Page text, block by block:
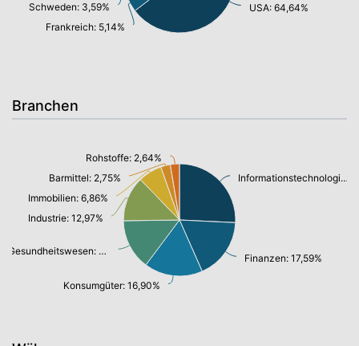
USA: 64,64%
Frankreich: 5,14%
Schweden: 3,59%
Branchen
Informationstechnologie/ Telekommunikation: 25,77%
Finanzen: 17,59%
Konsumgüter: 16,90%
Gesundheitswesen: 14,52%
Industrie: 12,97%
Immobilien: 6,86%
Barmittel: 2,75%
Rohstoffe: 2,64%